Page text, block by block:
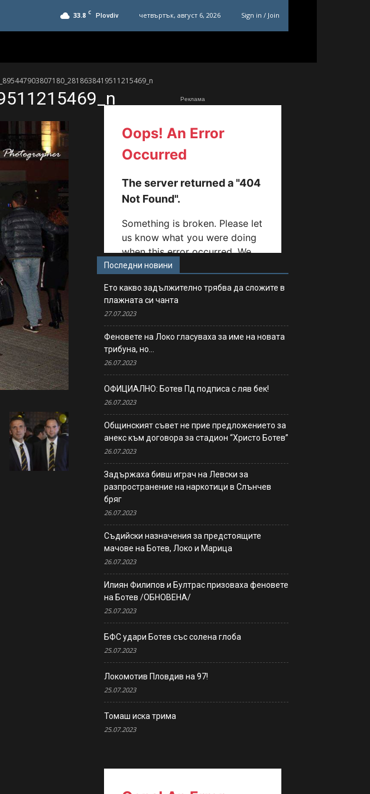
33.8 C Plovdiv четвъртък, август 6, 2026 Sign in / Join
Реклама
Последни новини
Ето какво задължително трябва да сложите в
плажната си чанта
27.07.2023
Феновете на Локо гласуваха за име на новата
трибуна, но…
26.07.2023
ОФИЦИАЛНО: Ботев Пд подписа с ляв бек!
26.07.2023
Общинският съвет не прие предложението за
анекс към договора за стадион “Христо Ботев”
26.07.2023
Задържаха бивш играч на Левски за
разпространение на наркотици в Слънчев
бряг
26.07.2023
Съдийски назначения за предстоящите
мачове на Ботев, Локо и Марица
26.07.2023
Илиян Филипов и Бултрас призоваха феновете
на Ботев /ОБНОВЕНА/
25.07.2023
БФС удари Ботев със солена глоба
25.07.2023
Локомотив Пловдив на 97!
25.07.2023
Томаш иска трима
25.07.2023